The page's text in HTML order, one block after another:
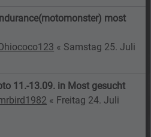
most
« Samstag 25. Juli
11.-13.09. in Most gesucht
« Freitag 24. Juli